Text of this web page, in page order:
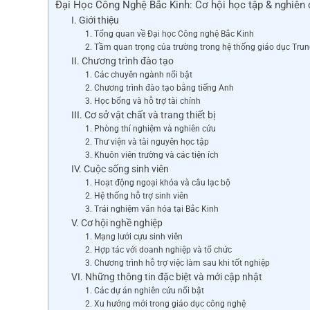
e
o
Đại Học Công Nghệ Bắc Kinh: Cơ hội học tập & nghiên
I. Giới thiệu
1. Tổng quan về Đại học Công nghệ Bắc Kinh
2. Tầm quan trọng của trường trong hệ thống giáo dục
II. Chương trình đào tạo
1. Các chuyên ngành nổi bật
2. Chương trình đào tạo bằng tiếng Anh
3. Học bổng và hỗ trợ tài chính
III. Cơ sở vật chất và trang thiết bị
1. Phòng thí nghiệm và nghiên cứu
2. Thư viện và tài nguyên học tập
3. Khuôn viên trường và các tiện ích
IV. Cuộc sống sinh viên
1. Hoạt động ngoại khóa và câu lạc bộ
2. Hệ thống hỗ trợ sinh viên
3. Trải nghiệm văn hóa tại Bắc Kinh
V. Cơ hội nghề nghiệp
1. Mạng lưới cựu sinh viên
2. Hợp tác với doanh nghiệp và tổ chức
3. Chương trình hỗ trợ việc làm sau khi tốt nghiệp
VI. Những thông tin đặc biệt và mới cập nhật
1. Các dự án nghiên cứu nổi bật
2. Xu hướng mới trong giáo dục công nghệ